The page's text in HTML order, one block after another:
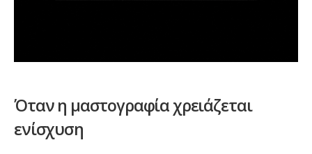
Όταν η μαστογραφία χρειάζεται
ενίσχυση